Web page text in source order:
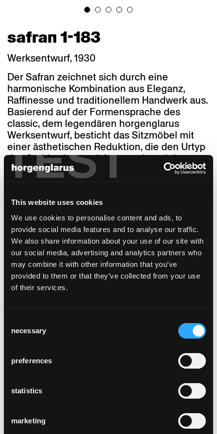
TEST
This website uses cookies
We use cookies to personalise content and ads, to
provide social media features and to analyse our traffic.
We also share information about your use of our site with
our social media, advertising and analytics partners who
may combine it with other information that you’ve
provided to them or that they’ve collected from your use
of their services.
Selection
necessary
preferences
statistics
marketing
safran 1-183
Werksentwurf, 1930
Der Safran zeichnet sich durch eine
harmonische Kombination aus Eleganz,
Raffinesse und traditionellem Handwerk aus.
Basierend auf der Formensprache des
classic, dem legendären horgenglarus
Werksentwurf, besticht das Sitzmöbel mit
einer ästhetischen Reduktion, die den Urtyp
des Stuhles kennzeichnet und zu vielen
Einrichtungsstilen und Atmosphären passt.
Zugleich überzeugt der Werksentwurf aus
Die Lehne schmiegt sich angenehm an den
Körper und umfasst den Rücken. Dabei
bietet das Modell im Lendenbereich
ausreichend Raum, um nicht beim Sitzen
nach vorne gedrückt zu werden. Die
Hinterbeine und die Sitzzarge sind massiv
gebogen und sorgen für eine solide und
robuste Konstruktion, die sich hervorragend
Raumgestalter Frédéric Dedelley für den
Safran, als er für den „Sternen Grill“ am
konnte:
„Ich habe den Safran ausgewählt, weil er
sehr bequeme Rückenlehne hat. Zudem
bietet der Stuhl viel Platz für das von mir
entworfene Sternenmotiv, mit dem ich die
Lehne und die Sitzfläche von den